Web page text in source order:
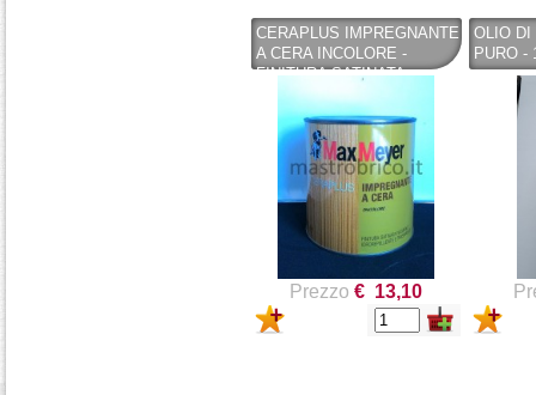
CERAPLUS IMPREGNANTE
A CERA INCOLORE -
FINITURA SATINATA
IDROREPELLENTE 750ML -
MAX MEYER
Prezzo € 13,10
OLIO DI
PURO -